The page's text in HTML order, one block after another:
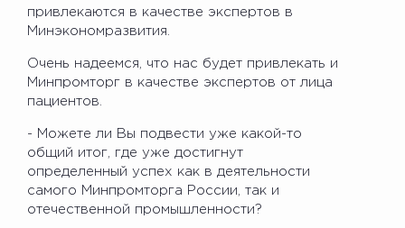
привлекаются в качестве экспертов в
Минэкономразвития.
Очень надеемся, что нас будет привлекать и
Минпромторг в качестве экспертов от лица
пациентов.
- Можете ли Вы подвести уже какой-то
общий итог, где уже достигнут
определенный успех как в деятельности
самого Минпромторга России, так и
отечественной промышленности?